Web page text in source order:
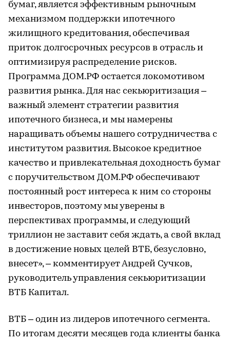
бумаг, является эффективным рыночным
механизмом поддержки ипотечного
жилищного кредитования, обеспечивая
приток долгосрочных ресурсов в отрасль и
оптимизируя распределение рисков.
Программа ДОМ.РФ остается локомотивом
развития рынка. Для нас секьюритизация –
важный элемент стратегии развития
ипотечного бизнеса, и мы намерены
наращивать объемы нашего сотрудничества с
институтом развития. Высокое кредитное
качество и привлекательная доходность бумаг
с поручительством ДОМ.РФ обеспечивают
постоянный рост интереса к ним со стороны
инвесторов, поэтому мы уверены в
перспективах программы, и следующий
триллион не заставит себя ждать, а свой вклад
в достижение новых целей ВТБ, безусловно,
внесет», – комментирует Андрей Сучков,
руководитель управления секьюритизации
ВТБ Капитал.
ВТБ – один из лидеров ипотечного сегмента.
По итогам десяти месяцев года клиенты банка